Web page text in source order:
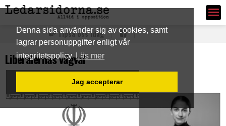
Denna sida använder sig av cookies, samt
lagrar personuppgifter enligt vår
integritetspolicy Läs mer
Jag accepterar
Ledarsidorna.se
Tipsa oss idag
Liberalernas vägval